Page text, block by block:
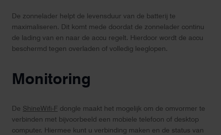
De zonnelader helpt de levensduur van de batterij te
maximaliseren. Dit komt mede doordat de zonnelader continu
de lading van en naar de accu regelt. Hierdoor wordt de accu
beschermd tegen overladen of volledig leeglopen.
Monitoring
De ShineWifi-F dongle maakt het mogelijk om de omvormer te
verbinden met bijvoorbeeld een mobiele telefoon of desktop
computer. Hiermee kunt u verbinding maken en de status van